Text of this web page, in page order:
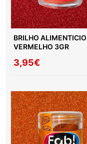
BRILHO ALIMENTICIO
VERMELHO 3GR
3,95€